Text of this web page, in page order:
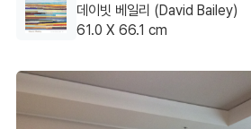
데이빗 베일리 (David Bailey)
61.0 X 66.1 cm